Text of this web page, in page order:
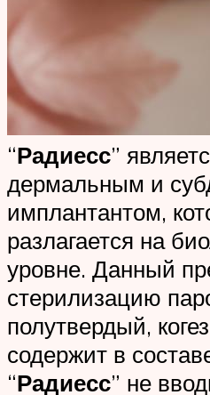
“Радиесс”
дермальным и
имплантантом,
разлагается на
уровне. Данный
стерилизацию
полутвердый,
содержит в
“Радиесс” не